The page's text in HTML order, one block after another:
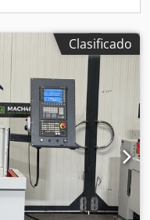
Clasificado